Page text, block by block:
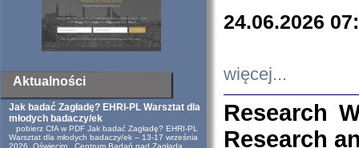
Aktualności
Jak badać Zagładę? EHRI-PL Warsztat dla
młodych badaczy/ek
pobierz CfA w PDF Jak badać Zagładę? EHRI-PL
Warsztat dla młodych badaczy/ek – 13-17 września
2026, Oświęcim Centrum Badań nad Zagładą
24.06.2026
więcej...
Research
Research